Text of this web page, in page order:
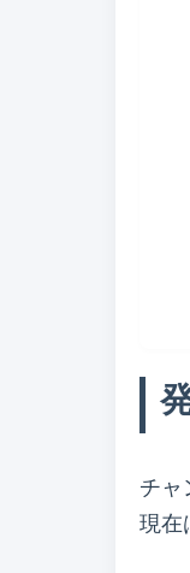
チャ
現在